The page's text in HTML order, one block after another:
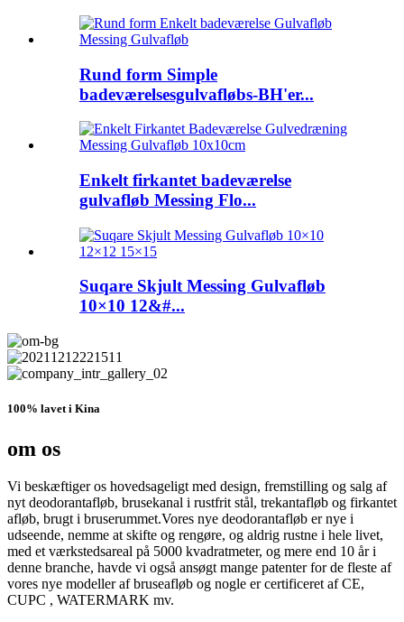
Rund form Simple
badeværelsesgulvafløbs-BH'er...
Enkelt firkantet badeværelse
gulvafløb Messing Flo...
Suqare Skjult Messing Gulvafløb
10×10 12&#...
100% lavet i Kina
om os
Vi beskæftiger os hovedsageligt med design, fremstilling og salg af
nyt deodorantafløb, brusekanal i rustfrit stål, trekantafløb og firkantet
afløb, brugt i bruserummet.Vores nye deodorantafløb er nye i
udseende, nemme at skifte og rengøre, og aldrig rustne i hele livet,
med et værkstedsareal på 5000 kvadratmeter, og mere end 10 år i
denne branche, havde vi også ansøgt mange patenter for de fleste af
vores nye modeller af bruseafløb og nogle er certificeret af CE,
CUPC , WATERMARK mv.